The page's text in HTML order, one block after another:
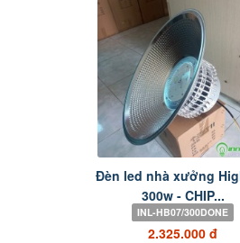
Đèn led nhà xưởng
300w - CHIP...
INL-HB07/300DONE
2.325.000 đ